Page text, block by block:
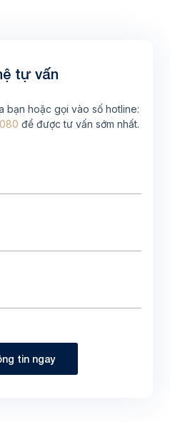
tự vấn
bạn hoặc gọi vào số hotline:
để được tư vấn sớm nhất.
tin ngay